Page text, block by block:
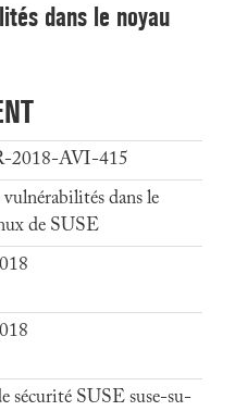
dans le noyau
2018-AVI-415
dans le
de SUSE
sécurité SUSE suse-su-